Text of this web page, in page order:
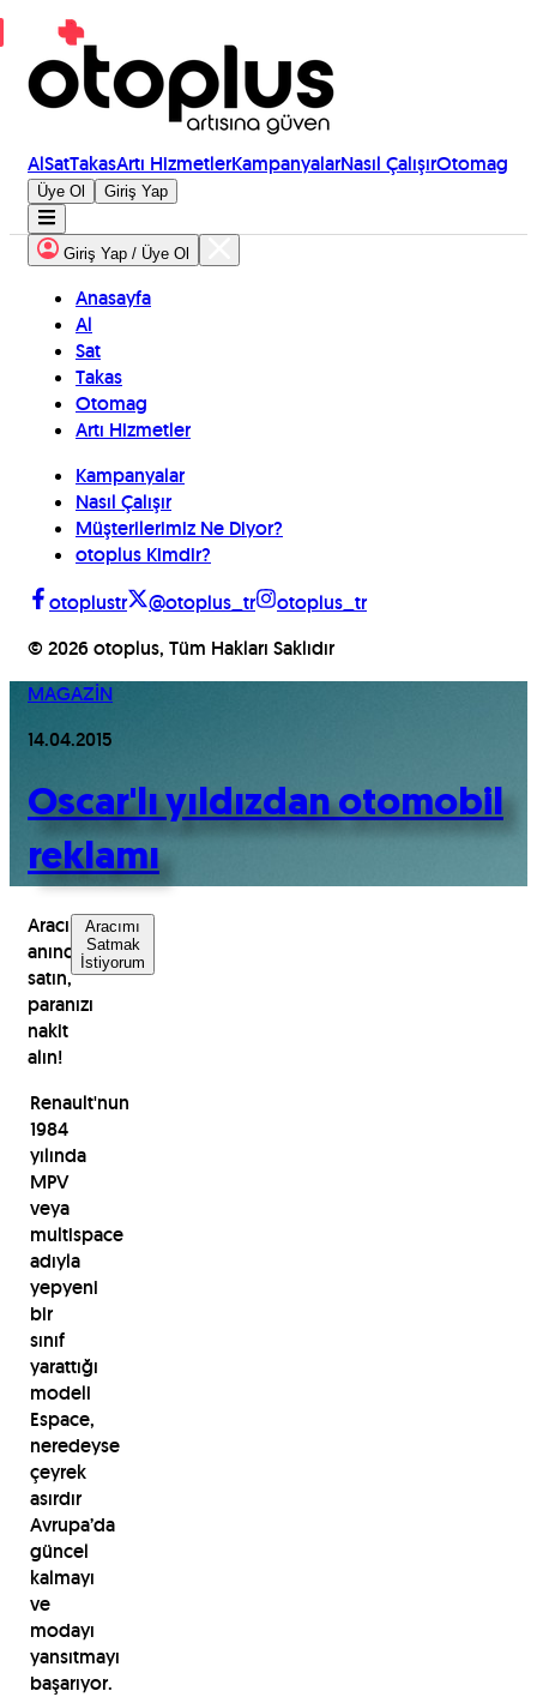
AlSatTakasArtı HizmetlerKampanyalarNasıl ÇalışırOtomag
Üye Ol Giriş Yap
Giriş Yap / Üye Ol
Anasayfa
Al
Sat
Takas
Otomag
Artı Hizmetler
Kampanyalar
Nasıl Çalışır
Müşterilerimiz Ne Diyor?
otoplus Kimdir?
otoplustr
@otoplus_tr
otoplus_tr
© 2026 otoplus, Tüm Hakları Saklıdır
MAGAZİN
14.04.2015
Oscar'lı yıldızdan otomobil
reklamı
Aracınızı
anında
satın,
paranızı
nakit
alın!
Aracımı
Satmak
İstiyorum
Renault'nun
1984
yılında
MPV
veya
multispace
adıyla
yepyeni
bir
sınıf
yarattığı
modeli
Espace,
neredeyse
çeyrek
asırdır
Avrupa’da
güncel
kalmayı
ve
modayı
yansıtmayı
başarıyor.